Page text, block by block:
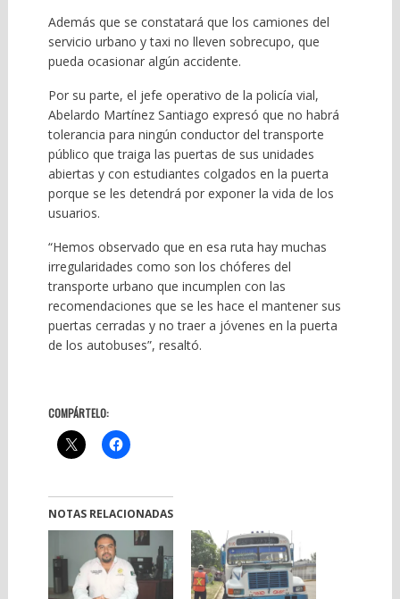
Además que se constatará que los camiones del
servicio urbano y taxi no lleven sobrecupo, que
pueda ocasionar algún accidente.
Por su parte, el jefe operativo de la policía vial,
Abelardo Martínez Santiago expresó que no habrá
tolerancia para ningún conductor del transporte
público que traiga las puertas de sus unidades
abiertas y con estudiantes colgados en la puerta
porque se les detendrá por exponer la vida de los
usuarios.
“Hemos observado que en esa ruta hay muchas
irregularidades como son los chóferes del
transporte urbano que incumplen con las
recomendaciones que se les hace el mantener sus
puertas cerradas y no traer a jóvenes en la puerta
de los autobuses”, resaltó.
COMPÁRTELO:
NOTAS RELACIONADAS